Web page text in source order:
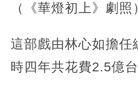
（《華燈初上》劇照
這部戲由林心如擔任
時四年共花費2.5億